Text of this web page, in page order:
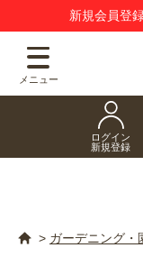
新規会員登
メニュー
ログイン
新規登録
> ガーデニング・